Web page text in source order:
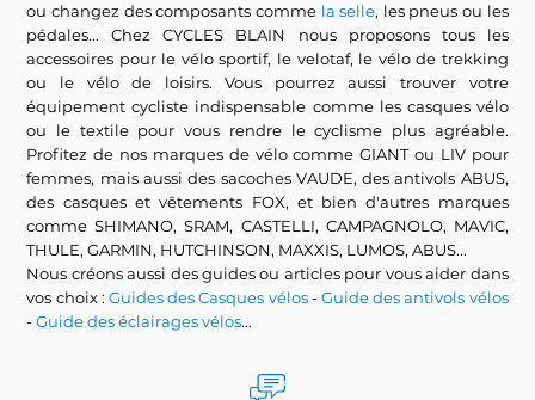
ou changez des composants comme la selle, les pneus ou les
pédales... Chez CYCLES BLAIN nous proposons tous les
accessoires pour le vélo sportif, le velotaf, le vélo de trekking
ou le vélo de loisirs. Vous pourrez aussi trouver votre
équipement cycliste indispensable comme les casques vélo
ou le textile pour vous rendre le cyclisme plus agréable.
Profitez de nos marques de vélo comme GIANT ou LIV pour
femmes, mais aussi des sacoches VAUDE, des antivols ABUS,
des casques et vêtements FOX, et bien d'autres marques
comme SHIMANO, SRAM, CASTELLI, CAMPAGNOLO, MAVIC,
THULE, GARMIN, HUTCHINSON, MAXXIS, LUMOS, ABUS...
Nous créons aussi des guides ou articles pour vous aider dans
vos choix :Guides des Casques vélos-Guide des antivols vélos
-Guide des éclairages vélos...